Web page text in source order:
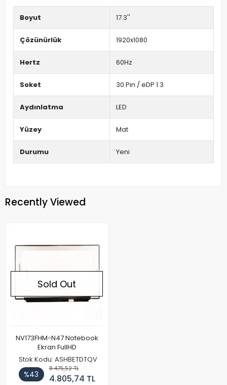
Boyut 17.3''
Çözünürlük 1920x1080
Hertz 60Hz
Soket 30 Pin / eDP 1.3
Aydınlatma LED
Yüzey Mat
Durumu Yeni
Recently Viewed
Sold Out
NV173FHM-N47 Notebook
Ekran FullHD
Stok Kodu: ASHBETDTQV
%43
8.475,52 TL
4.805,74 TL